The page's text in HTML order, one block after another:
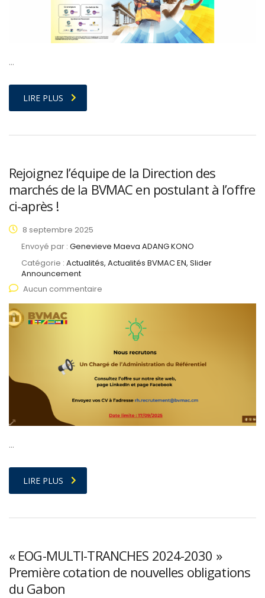
…
LIRE PLUS
Rejoignez l’équipe de la Direction des
marchés de la BVMAC en postulant à l’offre
ci-après !
8 septembre 2025
Envoyé par : Genevieve Maeva ADANG KONO
Catégorie : Actualités, Actualités BVMAC EN, Slider
Announcement
Aucun commentaire
…
LIRE PLUS
« EOG-MULTI-TRANCHES 2024-2030 »
Première cotation de nouvelles obligations
du Gabon